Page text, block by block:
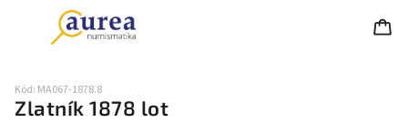
Zlatník 1878 lot
Kód: MA067-1878.8